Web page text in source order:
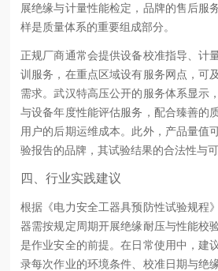
展绝缘与计量性能检定，品牌的售后服
样是质量体系的重要组成部分。
正规厂商通常会提供设备校准指导、计
训服务，在重点区域设有服务网点，可
需求。武汉特高压公开的服务体系显示
与设备年度性能评估服务，配合臻善的
用户的后期运维成本。此外，产品量值
验报告的品牌，其试验结果的合法性与可
四、行业实践建议
根据《电力安全工器具预防性试验规程
器需按规定周期开展绝缘耐压与性能校
是作业安全的前提。在日常使用中，建
录每次作业的环境条件、校准日期与绝